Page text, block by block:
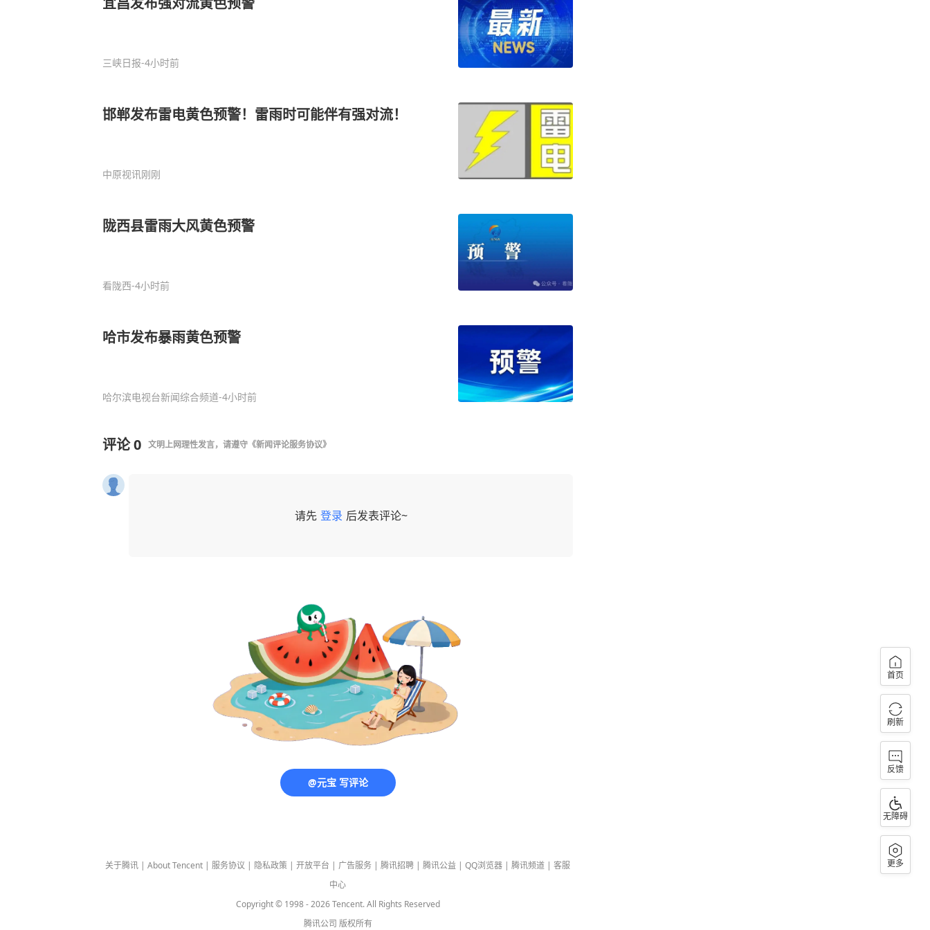
三峡日报-4小时前
邯郸发布雷电黄色预警！雷雨时可能伴有强对流！
中原视讯刚刚
陇西县雷雨大风黄色预警
看陇西-4小时前
哈市发布暴雨黄色预警
哈尔滨电视台新闻综合频道-4小时前
评论0 文明上网理性发言，请遵守 《新闻评论服务协议》
请先 登录 后发表评论~
@元宝 写评论
关于腾讯 | About Tencent | 服务协议 | 隐私政策 | 开放平台 | 广告服务 | 腾讯招聘 | 腾讯公益 | QQ浏览器 | 腾讯频道 | 客服
中心
Copyright © 1998 -2026Tencent. All Rights Reserved
腾讯公司 版权所有
首页
刷新
反馈
无障碍
更多